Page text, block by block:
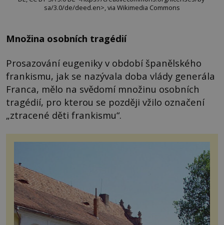
sa/3.0/de/deed.en>, via Wikimedia Commons
Množina osobních tragédií
Prosazování eugeniky v období španělského
frankismu, jak se nazývala doba vlády generála
Franca, mělo na svědomí množinu osobních
tragédií, pro kterou se později vžilo označení
„ztracené děti frankismu“.